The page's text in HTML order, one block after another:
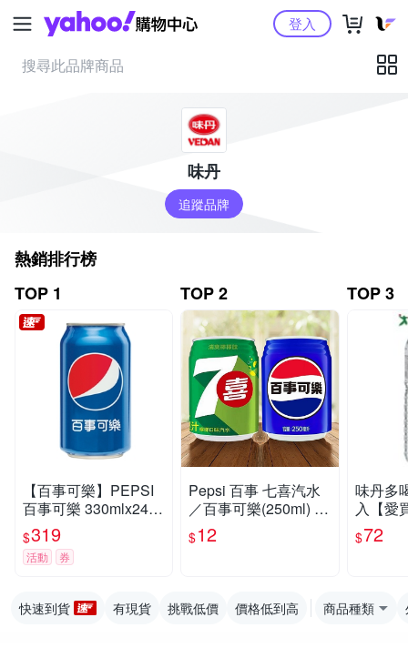
Yahoo購物中心登入
味丹
追蹤品牌
熱銷排行榜
TOP 1
【百事可樂】PEPSI
百事可樂 330mlx24入
(1箱)
$319
活動 券
TOP 2
Pepsi 百事 七喜汽水
／百事可樂(250ml) 款
式可選 味丹【小三美
日】 DS024162 碳酸
$12
TOP 3
味丹多
入【愛
$72
快速到貨 有現貨 挑戰低價 價格低到高 商品種類